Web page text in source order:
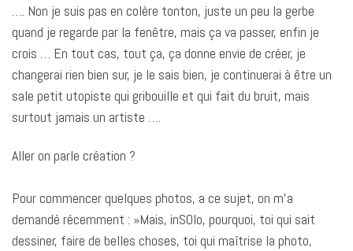
…. Non je suis pas en colère tonton, juste un peu la gerbe
quand je regarde par la fenêtre, mais ça va passer, enfin je
crois … En tout cas, tout ça, ça donne envie de créer, je
changerai rien bien sur, je le sais bien, je continuerai à être un
sale petit utopiste qui gribouille et qui fait du bruit, mais
surtout jamais un artiste ….
Aller on parle création ?
Pour commencer quelques photos, a ce sujet, on m’a
demandé récemment : »Mais, inSOlo, pourquoi, toi qui sait
dessiner, faire de belles choses, toi qui maîtrise la photo,